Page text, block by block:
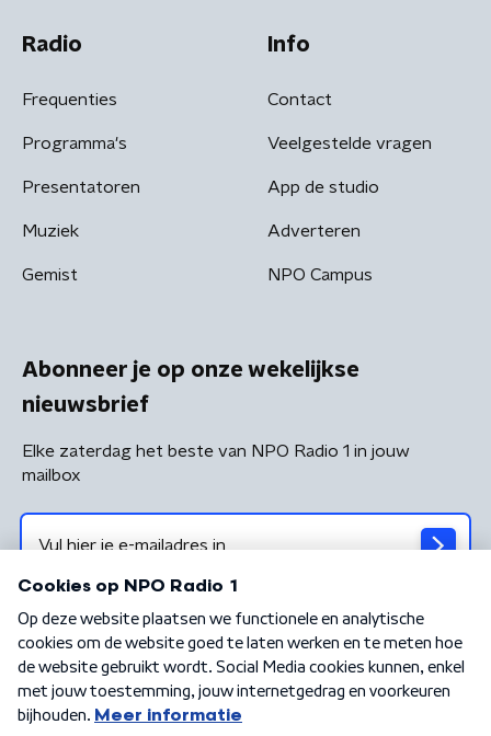
Radio
Frequenties
Programma's
Presentatoren
Muziek
Gemist
Info
Contact
Veelgestelde vragen
App de studio
Adverteren
NPO Campus
Abonneer je op onze wekelijkse
nieuwsbrief
Elke zaterdag het beste van NPO Radio 1 in jouw
mailbox
Algemene voorwaarden